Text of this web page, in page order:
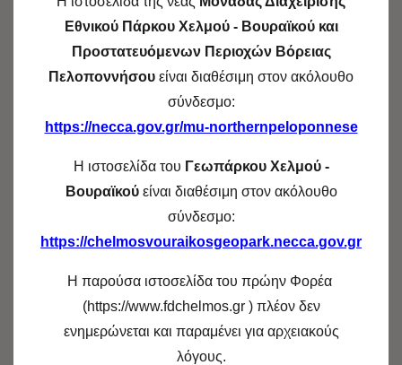
Σύλλογος Δαφναίων
Σκακιστικός Επιμορφωτικός Όμιλος
Καλαβρύτων Επαρχίας
Ένωση Θυμάτων Καλαβρυτινού
Ολοκαυτώματος
Εκπολιτιστικός-Φυσιολατρικός Σύλλογος
Αγροτικός Πολιτιστικός Σύλλογος Μανεσίου
Καλαβρύτων
Σύλλογος των απανταχού Ορθολιθιωτών «Η
Εθνικού Πάρκου Χελμού - Βουραϊκού και
Προστατευόμενων Περιοχών Βόρειας
Πελοποννήσου είναι διαθέσιμη στον ακόλουθο
σύνδεσμο:
https://necca.gov.gr/mu-northernpeloponnese
Η ιστοσελίδα του Γεωπάρκου Χελμού -
Βουραϊκούείναι διαθέσιμη στον ακόλουθο
σύνδεσμο:
https://chelmosvouraikosgeopark.necca.gov.gr
Η παρούσα ιστοσελίδα του πρώην Φορέα
(https://www.fdchelmos.gr ) πλέον δεν
ενημερώνεται και παραμένει για αρχειακούς
λόγους.